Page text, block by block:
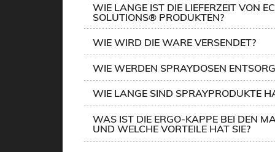
WIE LANGE IST DIE LIEFERZEIT VON
SOLUTIONS® PRODUKTEN?
WIE WIRD DIE WARE VERSENDET?
WIE WERDEN SPRAYDOSEN
WIE LANGE SIND SPRAYPRODUKTE
WAS IST DIE ERGO-KAPPE BEI DEN
UND WELCHE VORTEILE HAT SIE?